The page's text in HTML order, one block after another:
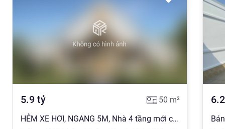
5.9 tỷ 50 m²
HẺM XE HƠI, NGANG 5M, Nhà 4 tầng mới cứng cực đẹp, chỉ hơn 5 tỷ .
6.2